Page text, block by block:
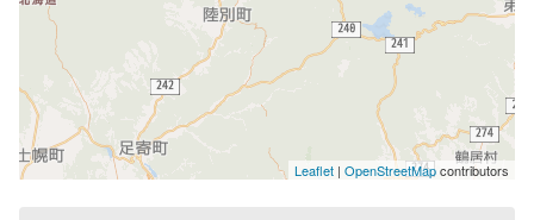
Leaflet | OpenStreetMapcontributors